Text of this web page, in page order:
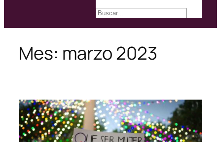
Buscar
Mes: marzo 2023